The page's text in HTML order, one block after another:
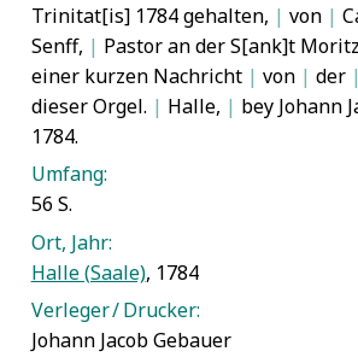
Trinitat[is] 1784 gehalten, | von |
Senff, | Pastor an der S[ank]t
einer kurzen Nachricht | von | der |
dieser Orgel. | Halle, | bey Johann
1784.
Umfang:
56 S.
Ort, Jahr:
Halle (Saale), 1784
Verleger / Drucker:
Johann Jacob Gebauer